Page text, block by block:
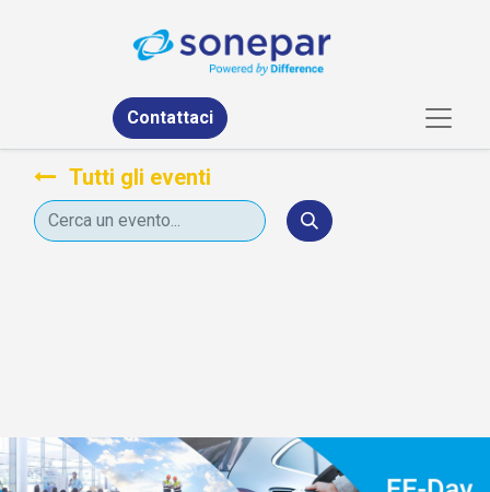
Contattaci
Tutti gli eventi